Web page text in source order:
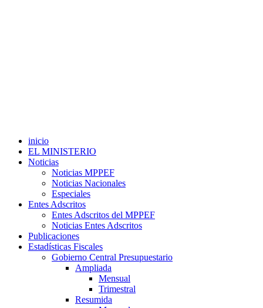
inicio
EL MINISTERIO
Noticias
Noticias MPPEF
Noticias Nacionales
Especiales
Entes Adscritos
Entes Adscritos del MPPEF
Noticias Entes Adscritos
Publicaciones
Estadísticas Fiscales
Gobierno Central Presupuestario
Ampliada
Mensual
Trimestral
Resumida